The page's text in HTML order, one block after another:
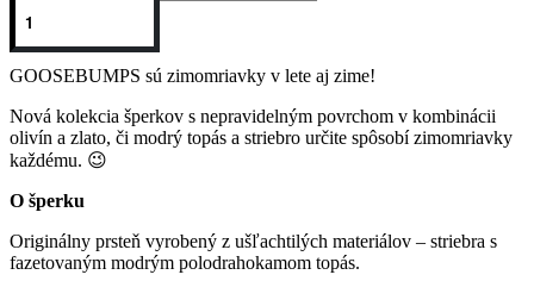
O kolekcii
GOOSEBUMPS sú zimomriavky v lete aj zime!
Nová kolekcia šperkov s nepravidelným povrchom v kombinácii
olivín a zlato, či modrý topás a striebro určite spôsobí zimomriavky
každému. 😉
O šperku
Originálny prsteň vyrobený z ušľachtilých materiálov – striebra s
fazetovaným modrým polodrahokamom topás.